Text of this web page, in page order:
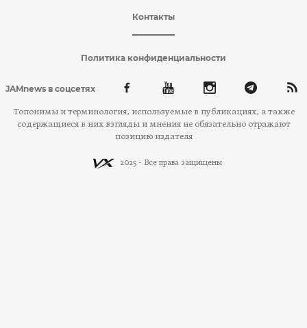
Контакты
Политика конфиденциальности
JAMnews в соцсетях
Топонимы и терминология, используемые в публикациях, а также
содержащиеся в них взгляды и мнения не обязательно отражают
позицию издателя
2025 - Все права защищены